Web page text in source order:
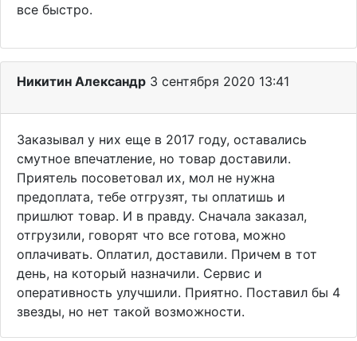
все быстро.
Никитин Александр 3 сентября 2020 13:41
Заказывал у них еще в 2017 году, оставались
смутное впечатление, но товар доставили.
Приятель посоветовал их, мол не нужна
предоплата, тебе отгрузят, ты оплатишь и
пришлют товар. И в правду. Сначала заказал,
отгрузили, говорят что все готова, можно
оплачивать. Оплатил, доставили. Причем в тот
день, на который назначили. Сервис и
оперативность улучшили. Приятно. Поставил бы 4
звезды, но нет такой возможности.